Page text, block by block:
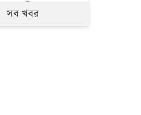
সাতক্ষীরায় ৬ কোটি
টাকার ‘কুশ’ মাদক
সব খবর